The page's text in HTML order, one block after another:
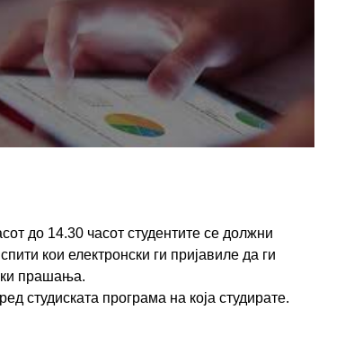
до 14.30 часот студентите се должни
кои електронски ги пријавиле да ги
прашања.
студиската програма на која студирате.